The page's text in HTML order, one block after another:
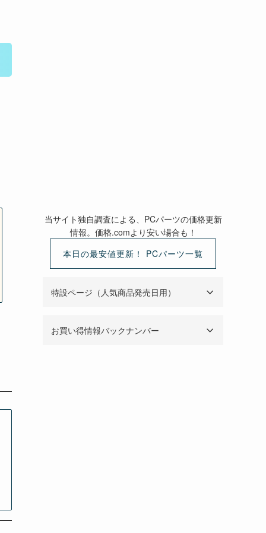
当サイト独自調査による、PCパーツの価格更新
情報。価格.comより安い場合も！
本日の最安値更新！ PCパーツ一覧
特設ページ（人気商品発売日用）
お買い得情報バックナンバー